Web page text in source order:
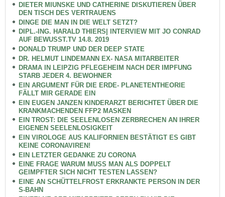
DIETER MIUNSKE UND CATHERINE DISKUTIEREN ÜBER
DEN TISCH DES VERTRAUENS
DINGE DIE MAN IN DIE WELT SETZT?
DIPL.-ING. HARALD THIERS| INTERVIEW MIT JO CONRAD
AUF BEWUSST.TV 14.8. 2019
DONALD TRUMP UND DER DEEP STATE
DR. HELMUT LINDEMANN EX- NASA MITARBEITER
DRAMA IN LEIPZIG PFLEGEHEIM NACH DER IMPFUNG
STARB JEDER 4. BEWOHNER
EIN ARGUMENT FÜR DIE ERDE- PLANETENTHEORIE
FÄLLT MIR GERADE EIN
EIN EUGEN JANZEN KINDERARZT BERICHTET ÜBER DIE
KRANKMACHENDEN FFP2 MASKEN
EIN TROST: DIE SEELENLOSEN ZERBRECHEN AN IHRER
EIGENEN SEELENLOSIGKEIT
EIN VIROLOGE AUS KALIFORNIEN BESTÄTIGT ES GIBT
KEINE CORONAVIREN!
EIN LETZTER GEDANKE ZU CORONA
EINE FRAGE WARUM MUSS MAN ALS DOPPELT
GEIMPFTER SICH NICHT TESTEN LASSEN?
EINE AN SCHÜTTELFROST ERKRANKTE PERSON IN DER
S-BAHN